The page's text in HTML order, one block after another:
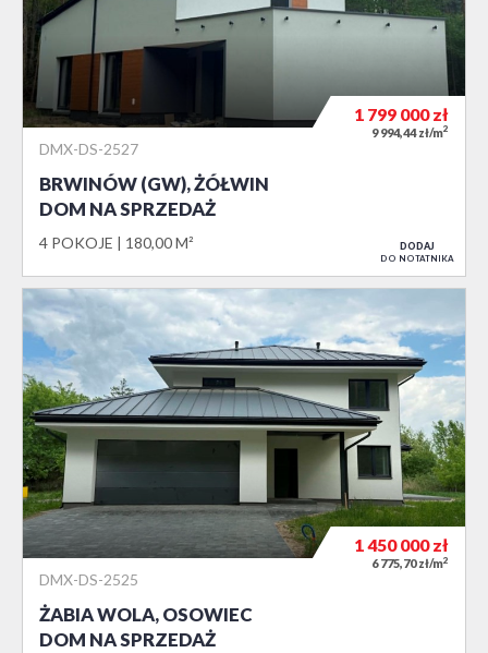
DMX-DS-2527
BRWINÓW (GW), ŻÓŁWIN
DOM NA SPRZEDAŻ
4 POKOJE 180,00 M²
1 799 000zł
9 994,44 zł/m2
DODAJ
DO NOTATNIKA
DMX-DS-2525
ŻABIA WOLA, OSOWIEC
DOM NA SPRZEDAŻ
1 450 000zł
6 775,70 zł/m2